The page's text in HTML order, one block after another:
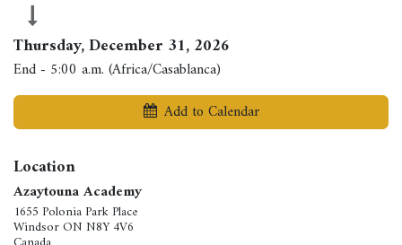
Thursday, December 31, 2026
End - 5:00 a.m. (Africa/Casablanca)
Add to Calendar
Location
Azaytouna Academy
1655 Polonia Park Place
Windsor ON N8Y 4V6